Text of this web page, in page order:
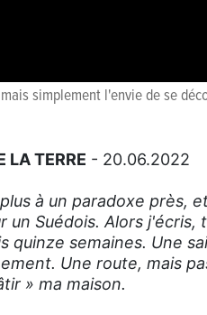
simplement l'envie de se
LA TERRE - 20.06.2022
à un paradoxe près,
un Suédois. Alors
quinze semaines. Une
Une route, mais
» ma maison.